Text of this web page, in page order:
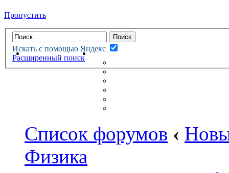
Пропустить
Искать с помощью Яндекс
Расширенный поиск
НОВАЯ ТЕОРИЯФОРУМ
НЕПРОЧИТАННЫЕ
Список форумов ‹
Физика